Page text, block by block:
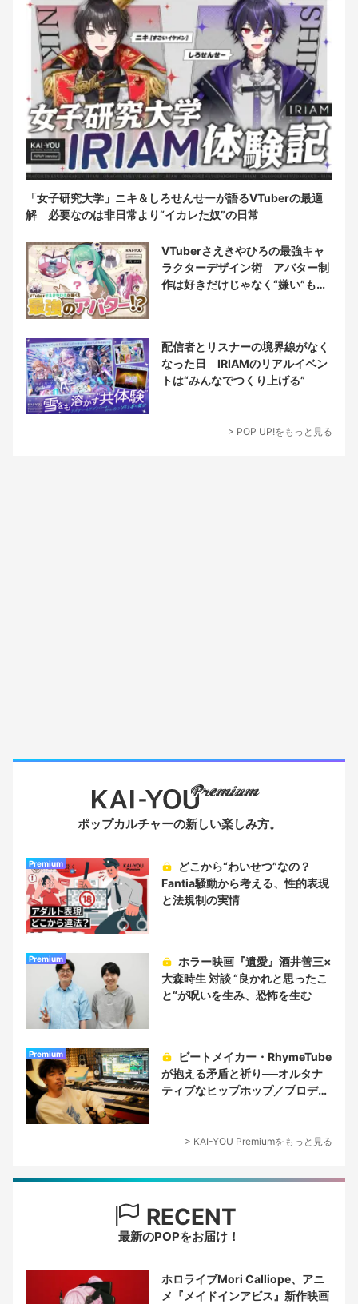
「女子研究大学」ニキ＆しろせんせーが語るVTuberの最適
解 必要なのは非日常より“イカレた奴”の日常
VTuberさえきやひろの最強キャ
ラクターデザイン術 アバター制
作は好きだけじゃなく“嫌い”もブ
配信者とリスナーの境界線がなく
なった日 IRIAMのリアルイベン
トは“みんなでつくり上げる”
> POP UP!をもっと見る
ポップカルチャーの新しい楽しみ方。
Premium
Fantia騒動から考える、性的表現
と法規制の実情
Premium
大森時生 対談 “良かれと思ったこ
と“が呪いを生み、恐怖を生む
Premium
が抱える矛盾と祈り──オルタナ
ティブなヒップホップ／プロデュ
> KAI-YOU Premiumをもっと見る
RECENT
最新のPOPをお届け！
ホロライブMori Calliope、アニ
メ『メイドインアビス』新作映画